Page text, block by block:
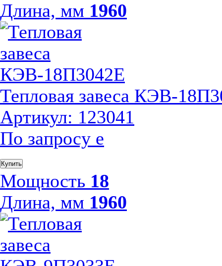
Длина, мм 1960
Тепловая завеса КЭВ-
Артикул: 123041
По запросу е
Купить
Мощность 18
Длина, мм 1960